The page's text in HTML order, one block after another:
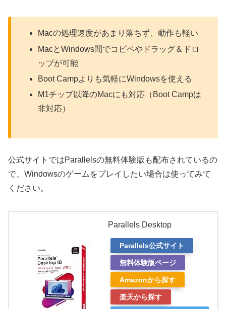
Macの処理速度があまり落ちず、動作も軽い
MacとWindows間でコピペやドラッグ＆ドロ
ップが可能
Boot Campよりも気軽にWindowsを使える
M1チップ以降のMacにも対応（Boot Campは
非対応）
公式サイトではParallelsの無料体験版も配布されているの
で、Windowsのゲームをプレイしたい場合は使ってみて
ください。
Parallels Desktop
Parallels公式サイト
無料体験版ページ
Amazonから探す
楽天から探す